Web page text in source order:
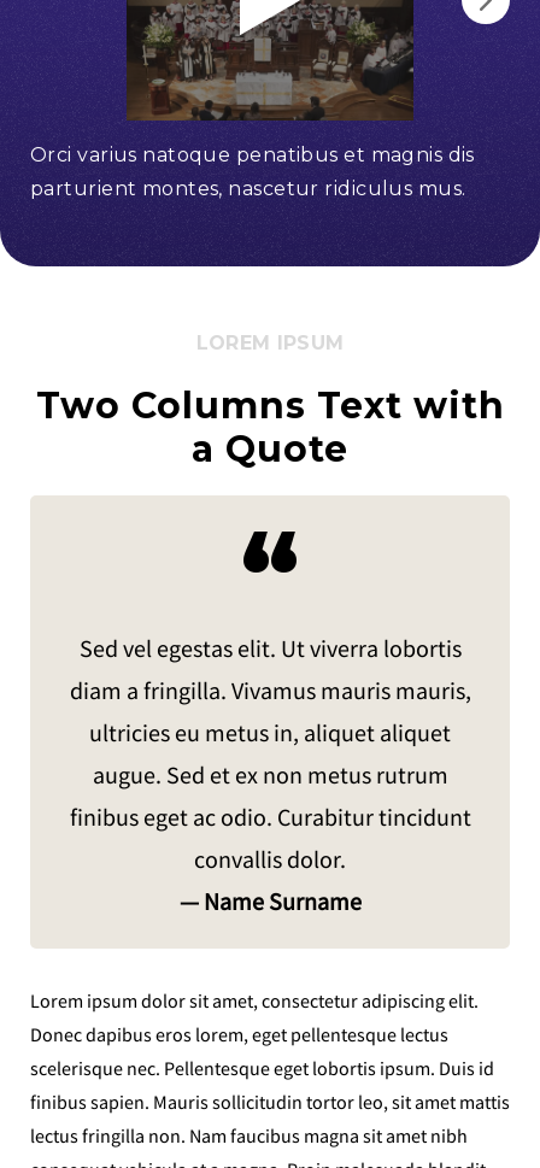
Orci varius natoque penatibus et magnis dis
parturient montes, nascetur ridiculus mus.
LOREM IPSUM
Two Columns Text with
a Quote
Lorem ipsum dolor sit amet, consectetur adipiscing elit.
Donec dapibus eros lorem, eget pellentesque lectus
scelerisque nec. Pellentesque eget lobortis ipsum. Duis id
finibus sapien. Mauris sollicitudin tortor leo, sit amet mattis
lectus fringilla non. Nam faucibus magna sit amet nibh
“
Sed vel egestas elit. Ut viverra lobortis
diam a fringilla. Vivamus mauris mauris,
ultricies eu metus in, aliquet aliquet
augue. Sed et ex non metus rutrum
finibus eget ac odio. Curabitur tincidunt
convallis dolor.
— Name Surname